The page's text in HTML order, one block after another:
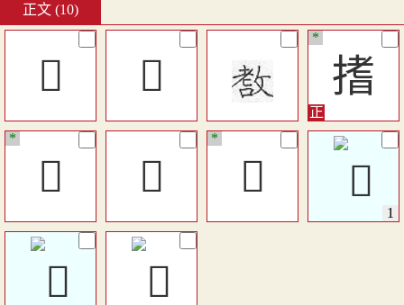
正文 (10)
󴩙 󴩛 搘
*
𨈺
*
󴩚 𨚻
*